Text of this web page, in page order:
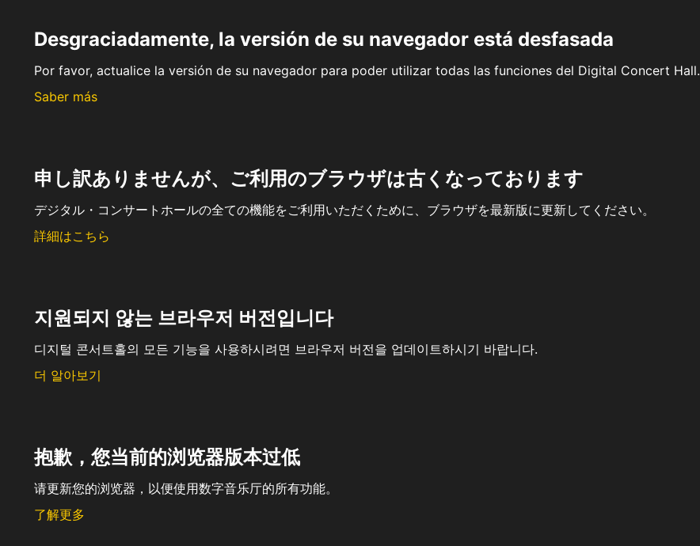
Desgraciadamente, la versión de su navegador está desfasada
Por favor, actualice la versión de su navegador para poder utilizar todas las funciones del Digital Concert Hall.
Saber más
申し訳ありませんが、ご利用のブラウザは古くなっております
デジタル・コンサートホールの全ての機能をご利用いただくために、ブラウザを最新版に更新してください。
詳細はこちら
지원되지 않는 브라우저 버전입니다
디지털 콘서트홀의 모든 기능을 사용하시려면 브라우저 버전을 업데이트하시기 바랍니다.
더 알아보기
抱歉，您当前的浏览器版本过低
请更新您的浏览器，以便使用数字音乐厅的所有功能。
了解更多